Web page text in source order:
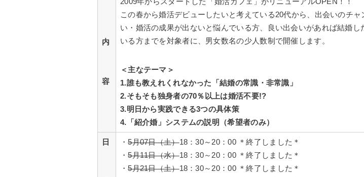
内
容
この春から婚活デビューしたいと考えている20代から、出会いのチャ
い・婚活の成果が出ないと悩んでいる方、良い出会いがあれば結婚し
いる方までを対象者に、男女数名の少人数制で開催します。
＜主なテーマ＞
1.誰も教えれくれなかった「結婚の常識・非常識 」
2.そもそも独身者の70％以上は婚活不要!?
3.明日から実践できる3つの具体策
4.「紹介婚」システムの説明（希望者のみ）
日 ・5月07日（土）18：30～20：00 ＊終了しました＊
・5月11日（水）18：30～20：00 ＊終了しました＊
・5月21日（土）18：30～20：00 ＊終了しました＊